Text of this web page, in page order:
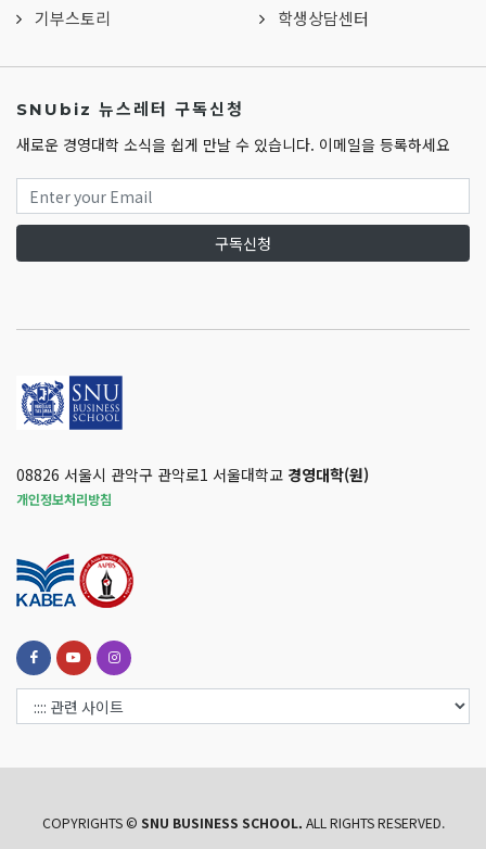
기부스토리
학생상담센터
SNUbiz 뉴스레터 구독신청
새로운 경영대학 소식을 쉽게 만날 수 있습니다. 이메일을 등록하세요
구독신청
08826 서울시 관악구 관악로1 서울대학교 경영대학(원)
개인정보처리방침
COPYRIGHTS © SNU BUSINESS SCHOOL. ALL RIGHTS RESERVED.